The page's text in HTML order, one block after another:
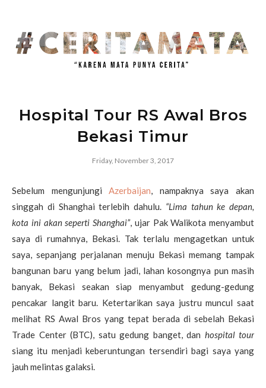
Hospital Tour RS Awal Bros
Bekasi Timur
Friday, November 3, 2017
Sebelum mengunjungiAzerbaijan, nampaknya saya akan
singgah di Shanghai terlebih dahulu. “Lima tahun ke depan,
kota ini akan seperti Shanghai”, ujar Pak Walikota menyambut
saya di rumahnya, Bekasi. Tak terlalu mengagetkan untuk
saya, sepanjang perjalanan menuju Bekasi memang tampak
bangunan baru yang belum jadi, lahan kosongnya pun masih
banyak, Bekasi seakan siap menyambut gedung-gedung
pencakar langit baru. Ketertarikan saya justru muncul saat
melihat RS Awal Bros yang tepat berada di sebelah Bekasi
Trade Center (BTC), satu gedung banget, dan hospital tour
siang itu menjadi keberuntungan tersendiri bagi saya yang
jauh melintas galaksi.